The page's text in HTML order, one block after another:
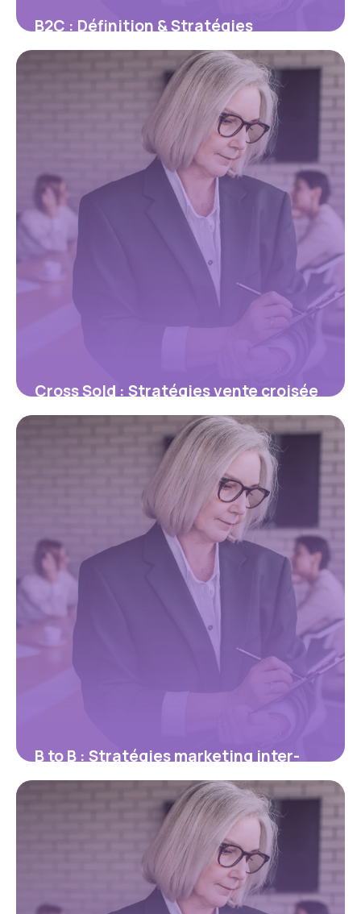
B2C : Définition & Stratégies
Marketing 2026
Cross Sold : Stratégies vente croisée
2026
B to B : Stratégies marketing inter-
entreprises